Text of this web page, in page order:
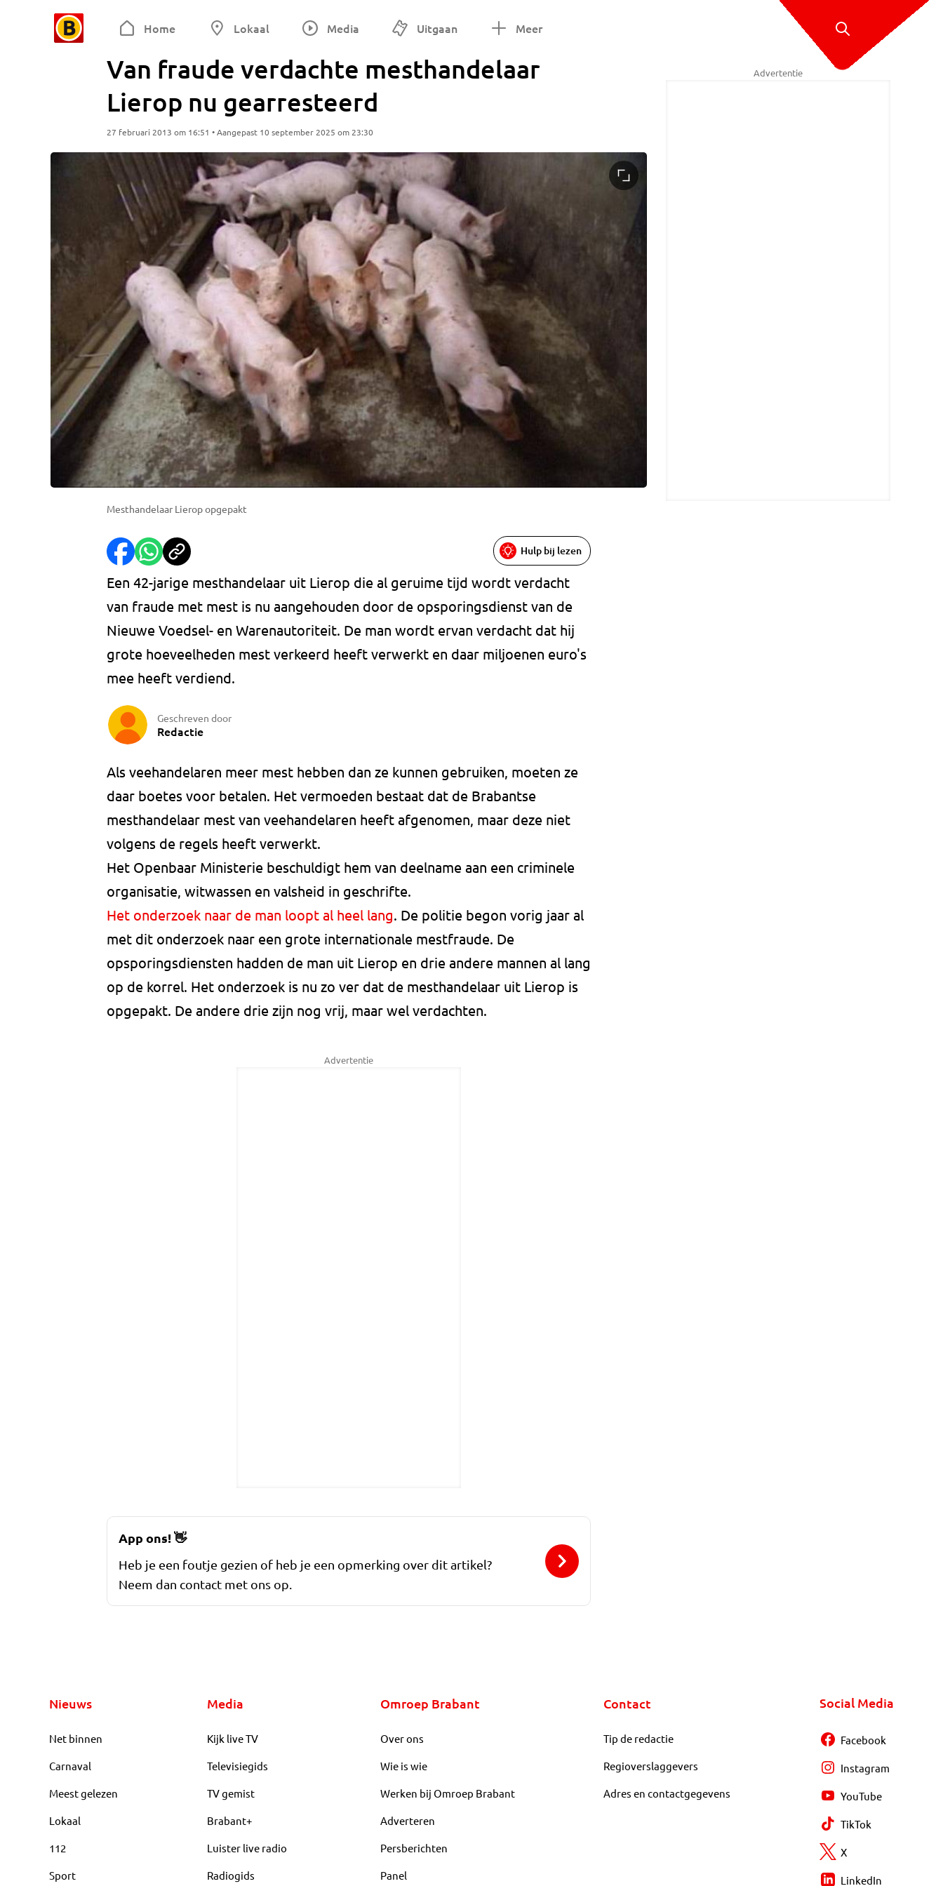
Home Lokaal Media Uitgaan Meer
Van fraude verdachte mesthandelaar
Lierop nu gearresteerd
27 februari 2013 om 16:51 • Aangepast 10 september 2025 om 23:30
Mesthandelaar Lierop opgepakt
Hulp bij lezen
Een 42-jarige mesthandelaar uit Lierop die al geruime tijd wordt verdacht
van fraude met mest is nu aangehouden door de opsporingsdienst van de
Nieuwe Voedsel- en Warenautoriteit. De man wordt ervan verdacht dat hij
grote hoeveelheden mest verkeerd heeft verwerkt en daar miljoenen euro's
mee heeft verdiend.
Geschreven door
Redactie
Als veehandelaren meer mest hebben dan ze kunnen gebruiken, moeten ze
daar boetes voor betalen. Het vermoeden bestaat dat de Brabantse
mesthandelaar mest van veehandelaren heeft afgenomen, maar deze niet
volgens de regels heeft verwerkt.
Het Openbaar Ministerie beschuldigt hem van deelname aan een criminele
organisatie, witwassen en valsheid in geschrifte.
Het onderzoek naar de man loopt al heel lang. De politie begon vorig jaar al
met dit onderzoek naar een grote internationale mestfraude. De
opsporingsdiensten hadden de man uit Lierop en drie andere mannen al lang
op de korrel. Het onderzoek is nu zo ver dat de mesthandelaar uit Lierop is
opgepakt. De andere drie zijn nog vrij, maar wel verdachten.
Advertentie
Advertentie
App ons!👋
Heb je een foutje gezien of heb je een opmerking over dit artikel?
Neem dan contact met ons op.
Nieuws
Net binnen
Carnaval
Meest gelezen
Lokaal
112
Sport
Media
Kijk live TV
Televisiegids
TV gemist
Brabant+
Luister live radio
Radiogids
Omroep Brabant
Over ons
Wie is wie
Werken bij Omroep Brabant
Adverteren
Persberichten
Panel
Contact
Tip de redactie
Regioverslaggevers
Adres en contactgegevens
Social Media
Facebook
Instagram
YouTube
TikTok
X
LinkedIn